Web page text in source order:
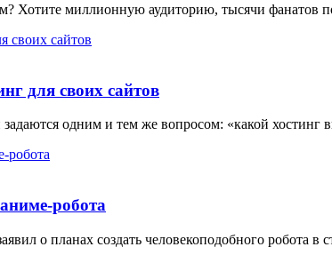
Хотите миллионную аудиторию, тысячи
для своих сайтов
одним и тем же вопросом: «какой хостинг
робота
о планах создать человекоподобного робота